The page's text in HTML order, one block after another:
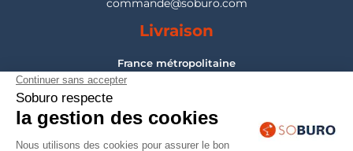
commande@soburo.com
Livraison
France métropolitaine
Pour les DOM-TOM, Belgique, Suisse, Luxembourg :
nous consulter
Montage